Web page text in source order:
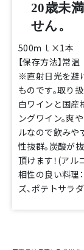
20歳未
せん。
500ｍｌ×1本
【保存方法】常温
※直射日光を避
ものです。取り
白ワインと国産
ングワイン。爽
ルなので飲みや
性抜群。炭酸が
頂けます！(アル
相性の良い料理
ズ、ポテトサラ